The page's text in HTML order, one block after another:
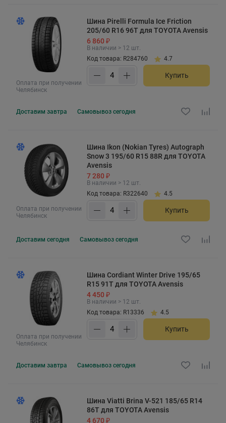
Оплата при получении
Челябинск
Шина Pirelli Formula Ice Friction
205/60 R16 96T для TOYOTA Avensis
6 860 ₽
В наличии > 12 шт.
Код товара: R284760
4.7
Купить
Доставим завтра Самовывоз сегодня
Оплата при получении
Челябинск
Шина Ikon (Nokian Tyres) Autograph
Snow 3 195/60 R15 88R для TOYOTA
Avensis
7 280 ₽
В наличии > 12 шт.
Код товара: R322640
4.5
Купить
Доставим сегодня Самовывоз сегодня
Оплата при получении
Челябинск
Шина Cordiant Winter Drive 195/65
R15 91T для TOYOTA Avensis
4 450 ₽
В наличии > 12 шт.
Код товара: R13336
4.5
Купить
Доставим завтра Самовывоз сегодня
Шина Viatti Brina V-521 185/65 R14
86T для TOYOTA Avensis
4 670 ₽